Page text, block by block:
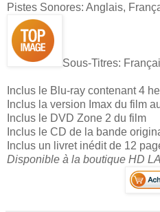
Pistes Sonores: Anglais,
Sous-Titres:
Inclus le Blu-ray contenant 4
Inclus la version Imax du film
Inclus le DVD Zone 2 du film
Inclus le CD de la bande
Inclus un livret inédit de 12
Disponible à la boutique HD